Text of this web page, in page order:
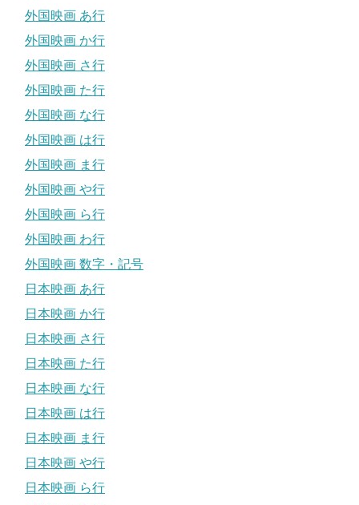
外国映画 あ行
外国映画 か行
外国映画 さ行
外国映画 た行
外国映画 な行
外国映画 は行
外国映画 ま行
外国映画 や行
外国映画 ら行
外国映画 わ行
外国映画 数字・記号
日本映画 あ行
日本映画 か行
日本映画 さ行
日本映画 た行
日本映画 な行
日本映画 は行
日本映画 ま行
日本映画 や行
日本映画 ら行